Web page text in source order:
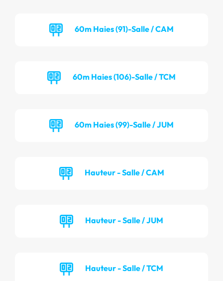
60m Haies (91)-Salle / CAM
60m Haies (106)-Salle / TCM
60m Haies (99)-Salle / JUM
Hauteur - Salle / CAM
Hauteur - Salle / JUM
Hauteur - Salle / TCM